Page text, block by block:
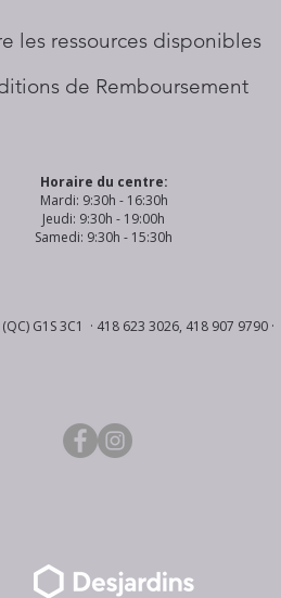
les ressources disponibles
de Remboursement
Horaire du centre:
Mardi: 9:30h - 16:30h
Jeudi: 9:30h - 19:00h
Samedi: 9:30h - 15:30h
G1S 3C1 · 418 623 3026, 418 907 9790 ·